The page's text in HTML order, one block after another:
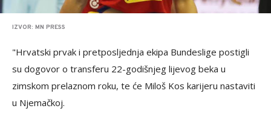
IZVOR: MN PRESS
"Hrvatski prvak i pretposljednja ekipa Bundeslige postigli
su dogovor o transferu 22-godišnjeg lijevog beka u
zimskom prelaznom roku, te će Miloš Kos karijeru nastaviti
u Njemačkoj.